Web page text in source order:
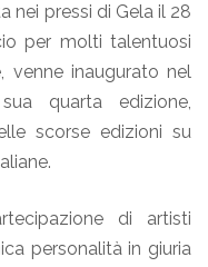
nei pressi di Gela il 28
per molti talentuosi
venne inaugurato nel
quarta edizione,
scorse edizioni su
di artisti
personalità in giuria